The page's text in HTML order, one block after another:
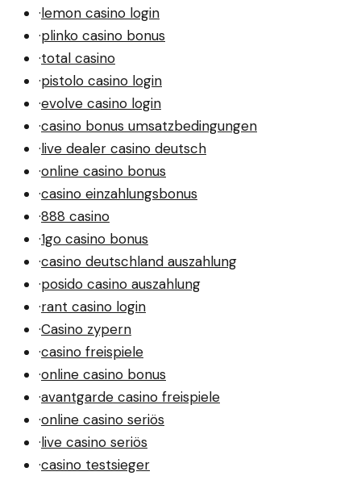
·lemon casino login
·plinko casino bonus
·total casino
·pistolo casino login
·evolve casino login
·casino bonus umsatzbedingungen
·live dealer casino deutsch
·online casino bonus
·casino einzahlungsbonus
·888 casino
·1go casino bonus
·casino deutschland auszahlung
·posido casino auszahlung
·rant casino login
·Casino zypern
·casino freispiele
·online casino bonus
·avantgarde casino freispiele
·online casino seriös
·live casino seriös
·casino testsieger